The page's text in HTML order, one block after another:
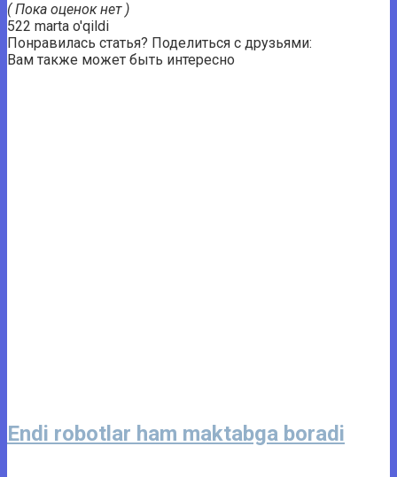
( Пока оценок нет )
522 marta o'qildi
Понравилась статья? Поделиться с друзьями:
Вам также может быть интересно
Endi robotlar ham maktabga boradi